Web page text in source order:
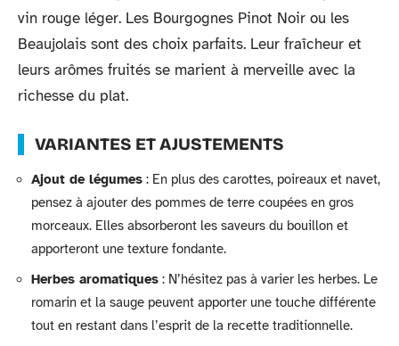
vin rouge léger. Les Bourgognes Pinot Noir ou les
Beaujolais sont des choix parfaits. Leur fraîcheur et
leurs arômes fruités se marient à merveille avec la
richesse du plat.
VARIANTES ET AJUSTEMENTS
Ajout de légumes : En plus des carottes, poireaux et navet,
pensez à ajouter des pommes de terre coupées en gros
morceaux. Elles absorberont les saveurs du bouillon et
apporteront une texture fondante.
Herbes aromatiques : N’hésitez pas à varier les herbes. Le
romarin et la sauge peuvent apporter une touche différente
tout en restant dans l’esprit de la recette traditionnelle.